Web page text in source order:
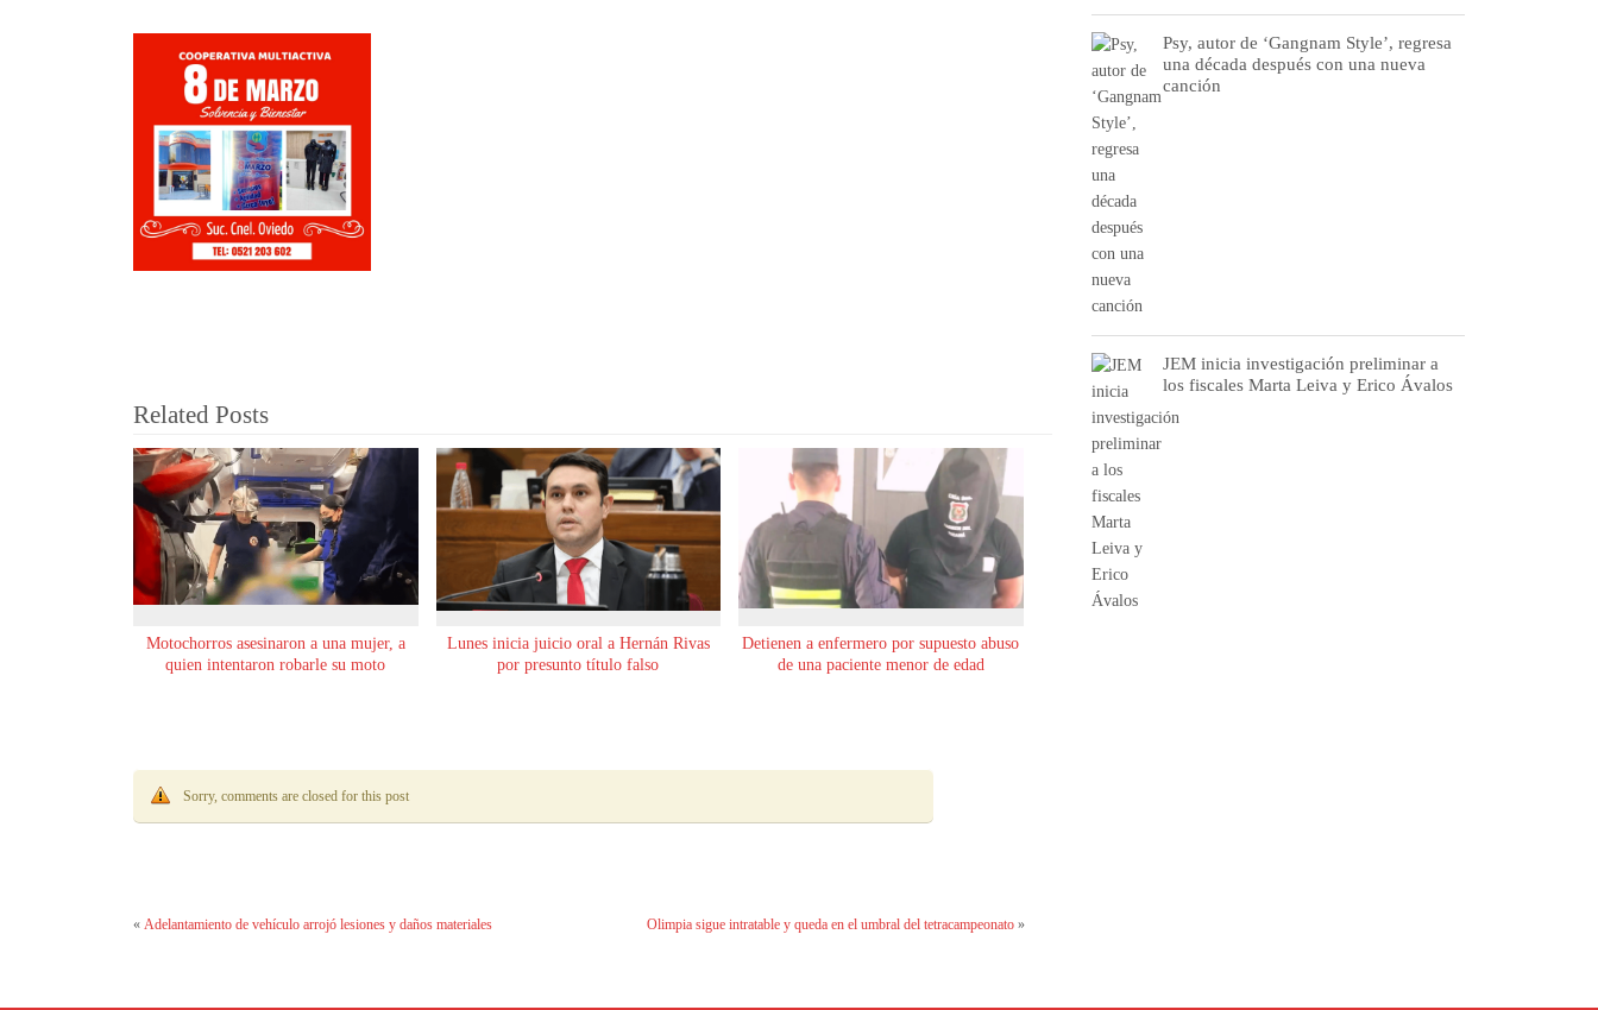
Related Posts
Motochorros asesinaron a una mujer, a
quien intentaron robarle su moto
Lunes inicia juicio oral a Hernán Rivas
por presunto título falso
Detienen a enfermero por supuesto abuso
de una paciente menor de edad
Sorry, comments are closed for this post
« Adelantamiento de vehículo arrojó lesiones y daños materiales Olimpia sigue intratable y queda en el umbral del tetracampeonato»
Psy, autor de ‘Gangnam Style’, regresa
una década después con una nueva
canción
JEM inicia investigación preliminar a
los fiscales Marta Leiva y Erico Ávalos